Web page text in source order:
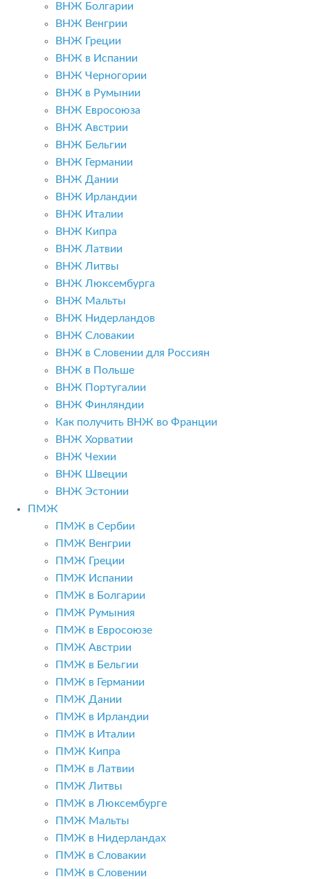
ВНЖ Болгарии
ВНЖ Венгрии
ВНЖ Греции
ВНЖ в Испании
ВНЖ Черногории
ВНЖ в Румынии
ВНЖ Евросоюза
ВНЖ Австрии
ВНЖ Бельгии
ВНЖ Германии
ВНЖ Дании
ВНЖ Ирландии
ВНЖ Италии
ВНЖ Кипра
ВНЖ Латвии
ВНЖ Литвы
ВНЖ Люксембурга
ВНЖ Мальты
ВНЖ Нидерландов
ВНЖ Словакии
ВНЖ в Словении для Россиян
ВНЖ в Польше
ВНЖ Португалии
ВНЖ Финляндии
Как получить ВНЖ во Франции
ВНЖ Хорватии
ВНЖ Чехии
ВНЖ Швеции
ВНЖ Эстонии
ПМЖ
ПМЖ в Сербии
ПМЖ Венгрии
ПМЖ Греции
ПМЖ Испании
ПМЖ в Болгарии
ПМЖ Румыния
ПМЖ в Евросоюзе
ПМЖ Австрии
ПМЖ в Бельгии
ПМЖ в Германии
ПМЖ Дании
ПМЖ в Ирландии
ПМЖ в Италии
ПМЖ Кипра
ПМЖ в Латвии
ПМЖ Литвы
ПМЖ в Люксембурге
ПМЖ Мальты
ПМЖ в Нидерландах
ПМЖ в Словакии
ПМЖ в Словении